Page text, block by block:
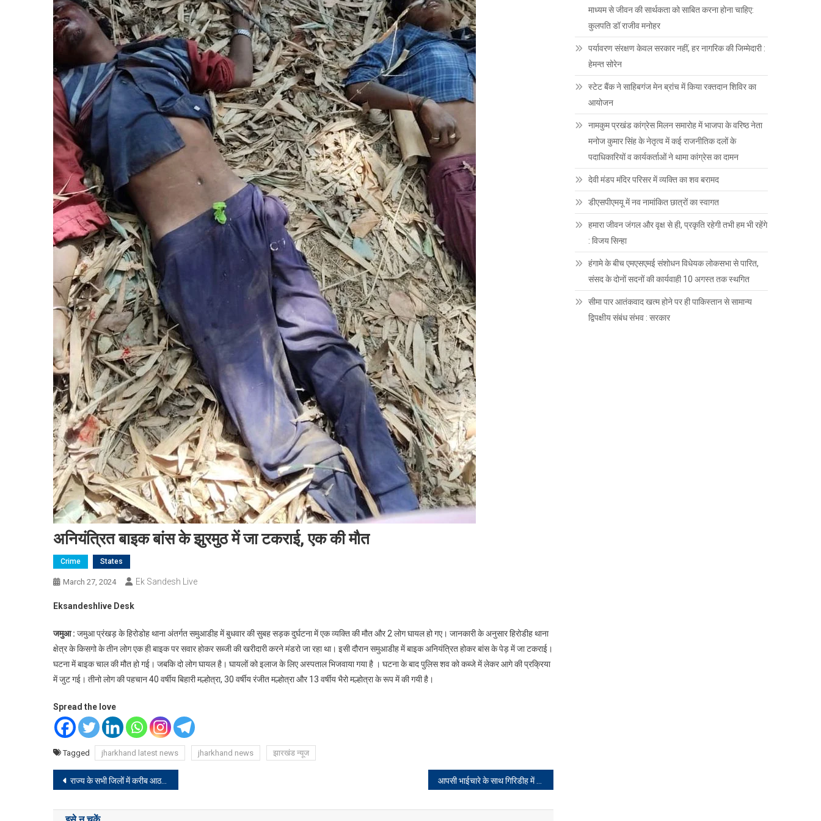
अनियंत्रित बाइक बांस के झुरमुठ में जा टकराई, एक की मौत
Crime States
March 27, 2024 Ek Sandesh Live
Eksandeshlive Desk
जमुआ : जमुआ प्रंखड़ के हिरोडोह थाना अंतर्गत समुआडीह में बुधवार की सुबह सड़क दुर्घटना में एक व्यक्ति की मौत और 2 लोग घायल हो गए। जानकारी के अनुसार हिरोडीह थाना
क्षेत्र के किसगो के तीन लोग एक ही बाइक पर सवार होकर सब्जी की खरीदारी करने मंडरो जा रहा था। इसी दौरान समुआडीह में बाइक अनियंत्रित होकर बांस के पेड़ में जा टकराई।
घटना में बाइक चाल की मौत हो गई। जबकि दो लोग घायल है। घायलों को इलाज के लिए अस्पताल भिजवाया गया है । घटना के बाद पुलिस शव को कब्जे में लेकर आगे की प्रक्रिया
में जुट गई। तीनो लोग की पहचान 40 वर्षीय बिहारी मल्होत्रा, 30 वर्षीय रंजीत मल्होत्रा और 13 वर्षीय भैरो मल्होत्रा के रूप में की गयी है।
Spread the love
Tagged jharkhand latest news jharkhand news झारखंड न्यूज
Post
navigation
राज्य के सभी जिलों में करीब आठ हजार अतिरिक्त फोर्स की तैनाती की गयी आपसी भाईचारे के साथ गिरिडीह में मनी होली
माध्यम से जीवन की सार्थकता को साबित करना होना चाहिए:
कुलपति डॉ राजीव मनोहर
पर्यावरण संरक्षण केवल सरकार नहीं, हर नागरिक की जिम्मेदारी :
हेमन्त सोरेन
स्टेट बैंक ने साहिबगंज मेन ब्रांच में किया रक्तदान शिविर का
आयोजन
नामकुम प्रखंड कांग्रेस मिलन समारोह में भाजपा के वरिष्ठ नेता
मनोज कुमार सिंह के नेतृत्व में कई राजनीतिक दलों के
पदाधिकारियों व कार्यकर्ताओं ने थामा कांग्रेस का दामन
देवी मंडप मंदिर परिसर में व्यक्ति का शव बरामद
डीएसपीएमयू में नव नामांकित छात्रों का स्वागत
हमारा जीवन जंगल और वृक्ष से ही, प्रकृति रहेगी तभी हम भी रहेंगे
: विजय सिन्हा
हंगामे के बीच एमएसएमई संशोधन विधेयक लोकसभा से पारित,
संसद के दोनों सदनों की कार्यवाही 10 अगस्त तक स्थगित
सीमा पार आतंकवाद खत्म होने पर ही पाकिस्तान से सामान्य
द्विपक्षीय संबंध संभव : सरकार